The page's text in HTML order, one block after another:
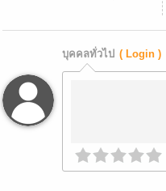
บุคคลทั่วไป ( Login )